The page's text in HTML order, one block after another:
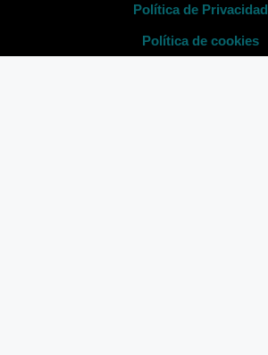
Política de Privacidad
Política de cookies